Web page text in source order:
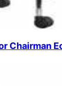
Chairman